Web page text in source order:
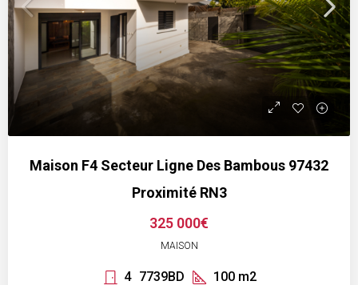
Maison F4 Secteur Ligne Des Bambous 97432
Proximité RN3
325 000€
MAISON
4 7739BD 100 m2